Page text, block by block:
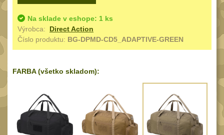
Speciální pouzdra III
Pouzdra na láhev
Pouzdra na toaletní
potřeby
Pouzdra na
Pouzdra na
elektroniku67
Pouzdra a kapsy na
Na sklade v eshope: 1 ks
Výrobca: Direct Action
Číslo produktu: BG-DPMD-CD5_ADAPTIVE-GREEN
FARBA (všetko skladom):